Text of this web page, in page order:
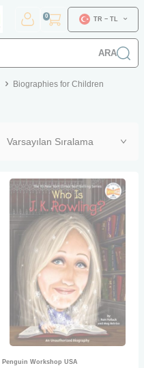
ARA
0 TR − TL
Biographies for Children
Penguin Workshop USA